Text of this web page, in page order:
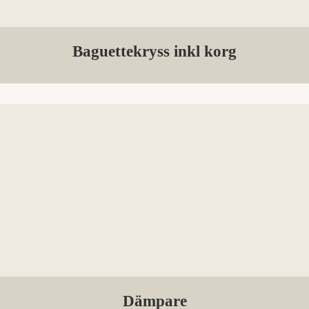
Baguettekryss inkl korg
Dämpare